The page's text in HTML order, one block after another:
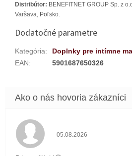
Distribútor: BENEFITNET GROUP Sp. z
Varšava, Poľsko.
Dodatočné parametre
Kategória:
Doplnky pre intímne
EAN: 5901687650326
Hodnotenie obchodu je
05.08.2026